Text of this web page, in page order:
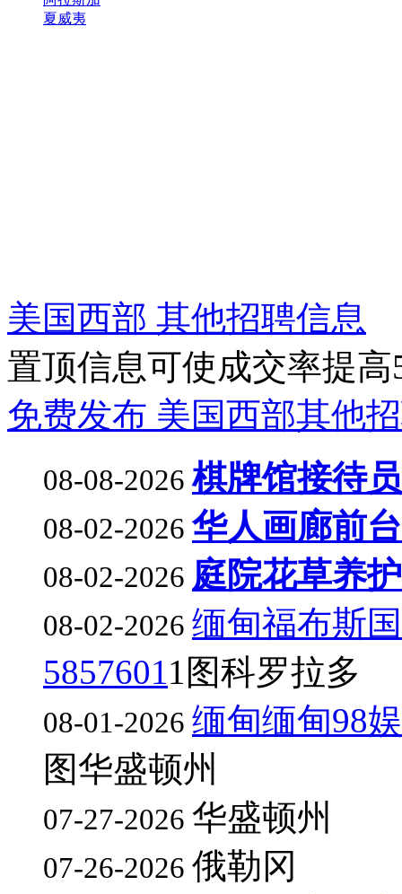
夏威夷
美国西部 其他招聘信息
置顶信息可使成交率提高
免费发布 美国西部其他
08-08-2026棋牌馆接待
08-02-2026 华人画廊前台
08-02-2026 庭院花草养
08-02-2026 缅甸福布斯
58576011图科罗拉多
08-01-2026 缅甸缅甸98
图华盛顿州
07-27-2026 华盛顿州
07-26-2026 俄勒冈